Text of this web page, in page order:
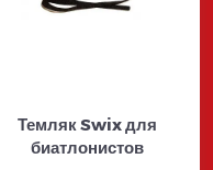
Темляк Swix для
биатлонистов